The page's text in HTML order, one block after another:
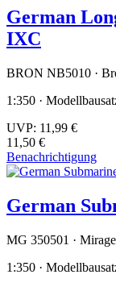
German
IXC
BRON NB5010 ·
1:350 ·
UVP: 11,99 €
11,50 €
Benachrichtigung
German
MG 350501 ·
1:350 ·